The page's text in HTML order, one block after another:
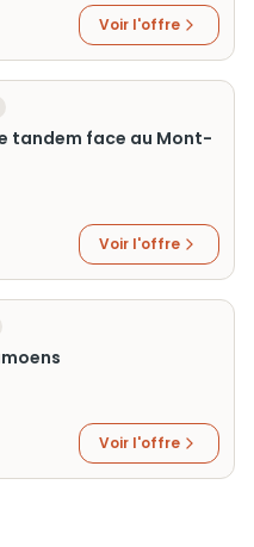
Voir l'offre
tandem face au Mont-
Voir l'offre
Voir l'offre